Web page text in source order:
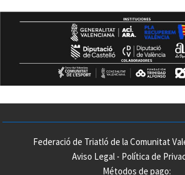
Federació de Triatló de la Comunitat
Aviso Legal- Política de
Métodos de pago: